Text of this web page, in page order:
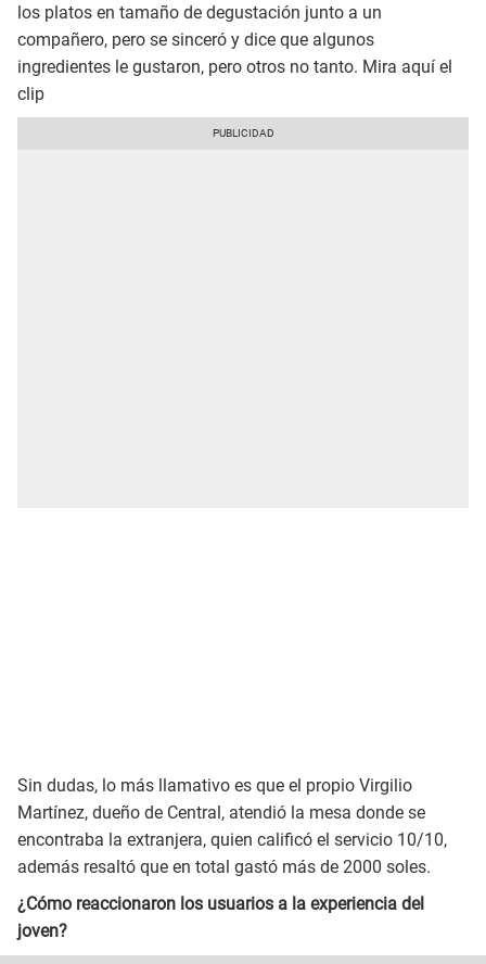
los platos en tamaño de degustación junto a un
compañero, pero se sinceró y dice que algunos
ingredientes le gustaron, pero otros no tanto. Mira aquí el
clip
Sin dudas, lo más llamativo es que el propio Virgilio
Martínez, dueño de Central, atendió la mesa donde se
encontraba la extranjera, quien calificó el servicio 10/10,
además resaltó que en total gastó más de 2000 soles.
¿Cómo reaccionaron los usuarios a la experiencia del
joven?